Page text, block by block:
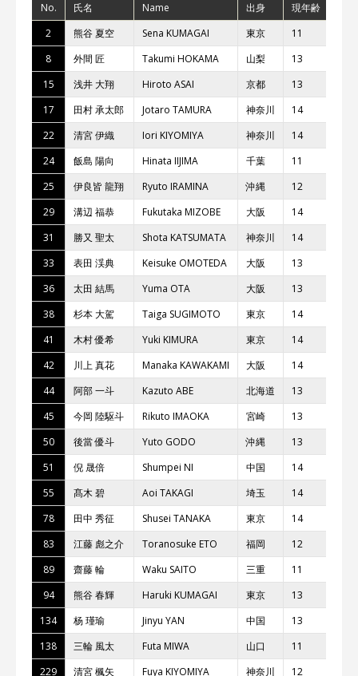
No. 氏名 Name 出身 現年齢
2
熊⾕ 夏空 Sena KUMAGAI 東京 11
8
外間 匠 Takumi HOKAMA ⼭梨 13
15
浅井 ⼤翔 Hiroto ASAI 京都
13
17
⽥村 承太郎 Jotaro TAMURA 神奈川 14
22
清宮 伊織 Iori KIYOMIYA 神奈川 14
24
飯島 陽向 Hinata IIJIMA 千葉 11
25
伊良皆 ⿓翔 Ryuto IRAMINA 沖縄
12
29
溝辺 福恭 Fukutaka MIZOBE ⼤阪 14
31
勝⼜ 聖太 Shota KATSUMATA 神奈川
14
33
表⽥ 渓典 Keisuke OMOTEDA ⼤阪 13
36
太⽥ 結⾺ Yuma OTA ⼤阪 13
38
杉本 ⼤駕 Taiga SUGIMOTO 東京 14
41
⽊村 優希 Yuki KIMURA 東京 14
42
川上 真花 Manaka KAWAKAMI ⼤阪 14
44
阿部 ⼀⽃ Kazuto ABE 北海道 13
45
今岡 陸駆⽃ Rikuto IMAOKA 宮崎
13
50
後當 優⽃ Yuto GODO 沖縄 13
51
倪 晟倍 Shumpei NI 中国 14
55
髙⽊ 碧 Aoi TAKAGI 埼⽟ 14
78
⽥中 秀征 Shusei TANAKA 東京 14
83
江藤 彪之介 Toranosuke ETO 福岡 12
89
齋藤 輪 Waku SAITO 三重 11
94
熊⾕ 春輝 Haruki KUMAGAI 東京 13
134
杨 瑾瑜 Jinyu YAN 中国 13
138
三輪 ⾵太 Futa MIWA ⼭⼝ 11
229
清宮 楓⽮ Fuya KIYOMIYA 神奈川 12